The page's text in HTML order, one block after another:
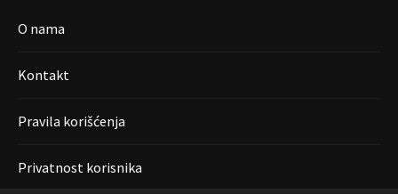
O nama
Kontakt
Pravila korišćenja
Privatnost korisnika